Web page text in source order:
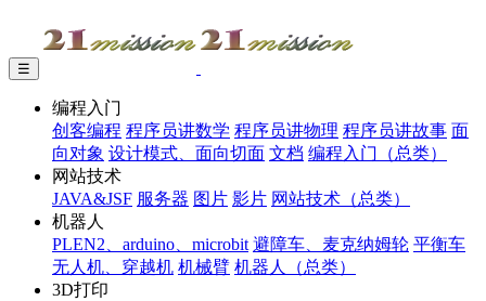
☰
编程入门
创客编程 程序员讲数学 程序员讲物理 程序员讲故事 面
向对象 设计模式、面向切面 文档 编程入门（总类）
网站技术
JAVA&JSF 服务器 图片 影片 网站技术（总类）
机器人
PLEN2、arduino、microbit 避障车、麦克纳姆轮 平衡车
无人机、穿越机 机械臂 机器人（总类）
3D打印